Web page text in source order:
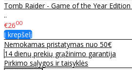
Tomb Raider - Game of the Year
..
€2600
Į krepšelį
Nemokamas pristatymas nuo 50€
14 dienų prekių grąžinimo garantija
Pirkimo sąlygos ir taisyklės